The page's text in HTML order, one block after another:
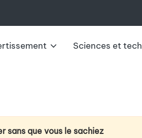
Sciences et tech
sans que vous le sachiez